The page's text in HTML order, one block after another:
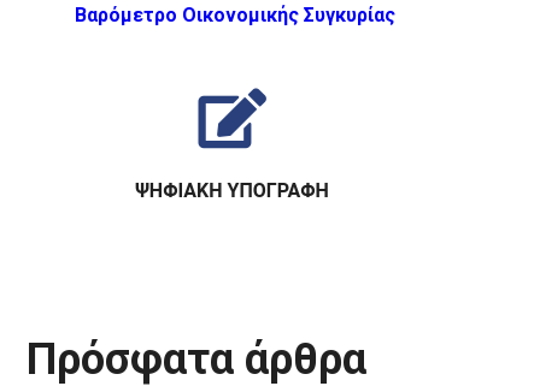
Βαρόμετρο Οικονομικής Συγκυρίας
Πρόσφατα άρθρα